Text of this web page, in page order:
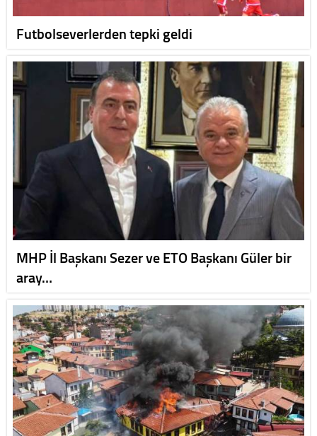
Futbolseverlerden tepki geldi
MHP İl Başkanı Sezer ve ETO Başkanı Güler bir
aray…